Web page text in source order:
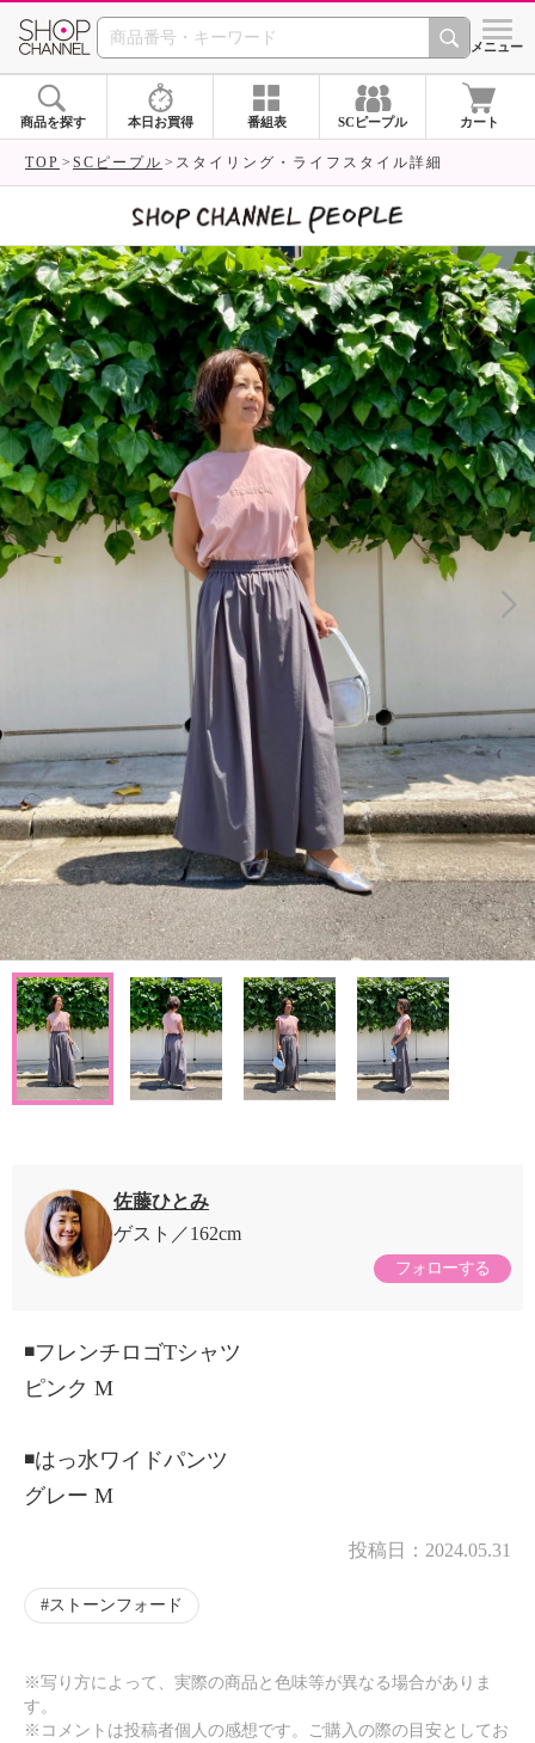
SHOP CHANNEL シメニュー
商品を探す 本日お買得 番組表 SCピープル カート
TOP SCピープル スタイリング・ライフスタイル詳細
佐藤ひとみ
ゲスト
162cm
フォローする
◾️フレンチロゴTシャツ
ピンク M
◾️はっ水ワイドパンツ
グレー M
投稿日： 2024.05.31
ストーンフォード
※写り方によって、実際の商品と色味等が異なる場合がありま
す。
※コメントは投稿者個人の感想です。ご購入の際の目安としてお